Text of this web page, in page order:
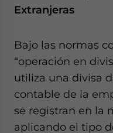
Extranjeras
Bajo las normas
“operación en
utiliza una divisa
contable de la
se registran en la
aplicando el tipo